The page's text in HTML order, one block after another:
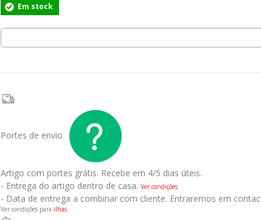
Em stock
Portes de envio
Artigo com portes grátis. Recebe em 4/5 dias úteis.
- Entrega do artigo dentro de casa. Ver condições
- Data de entrega a combinar com cliente. Entraremos em
Ver condições para ilhas